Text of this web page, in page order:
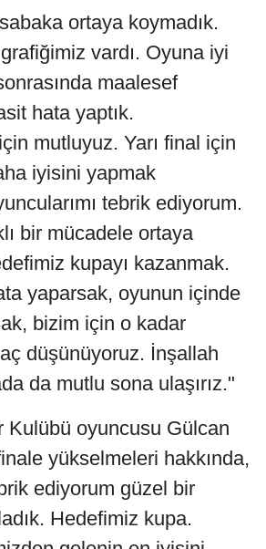
ortaya koymadık.
grafiğimiz vardı. Oyuna iyi
maalesef
hata yaptık.
mutluyuz. Yarı final için
iyisini yapmak
tebrik ediyorum.
bir mücadele ortaya
kupayı kazanmak.
yaparsak, oyunun içinde
bizim için o kadar
düşünüyoruz. İnşallah
da mutlu sona ulaşırız."
Kulübü oyuncusu Gülcan
yükselmeleri hakkında,
ediyorum güzel bir
Hedefimiz kupa.